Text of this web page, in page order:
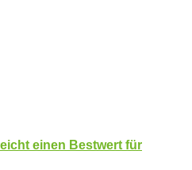
einen Bestwert für